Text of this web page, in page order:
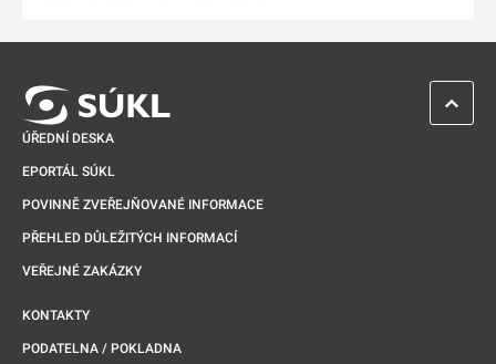
ÚŘEDNÍ DESKA
EPORTÁL SÚKL
POVINNĚ ZVEŘEJŇOVANÉ INFORMACE
PŘEHLED DŮLEŽITÝCH INFORMACÍ
VEŘEJNÉ ZAKÁZKY
KONTAKTY
PODATELNA / POKLADNA
ZPĚT